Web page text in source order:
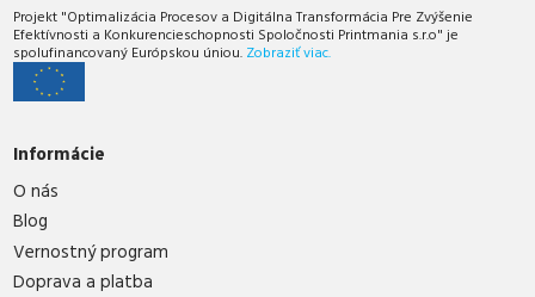
Projekt "Optimalizácia Procesov a Digitálna Transformácia Pre Zvýšenie
Efektívnosti a Konkurencieschopnosti Spoločnosti Printmania s.r.o" je
spolufinancovaný Európskou úniou. Zobraziť viac.
Informácie
O nás
Blog
Vernostný program
Doprava a platba